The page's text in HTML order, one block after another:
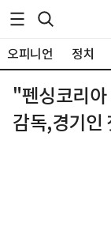
오피니언 정치
"펜싱코리
감독,경기인